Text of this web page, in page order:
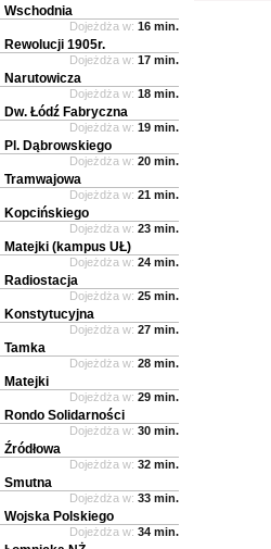
Wschodnia
Dojeżdża w: 16 min.
Rewolucji 1905r.
Dojeżdża w: 17 min.
Narutowicza
Dojeżdża w: 18 min.
Dw. Łódź Fabryczna
Dojeżdża w: 19 min.
Pl. Dąbrowskiego
Dojeżdża w: 20 min.
Tramwajowa
Dojeżdża w: 21 min.
Kopcińskiego
Dojeżdża w: 23 min.
Matejki (kampus UŁ)
Dojeżdża w: 24 min.
Radiostacja
Dojeżdża w: 25 min.
Konstytucyjna
Dojeżdża w: 27 min.
Tamka
Dojeżdża w: 28 min.
Matejki
Dojeżdża w: 29 min.
Rondo Solidarności
Dojeżdża w: 30 min.
Źródłowa
Dojeżdża w: 32 min.
Smutna
Dojeżdża w: 33 min.
Wojska Polskiego
Dojeżdża w: 34 min.